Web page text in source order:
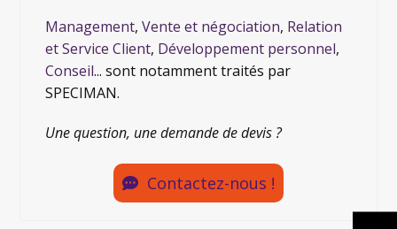
Management,Vente et négociation, Relation
et Service Client, Développement personnel,
Conseil... sont notamment traités par
SPECIMAN.
Une question, une demande de devis ?
Contactez-nous !